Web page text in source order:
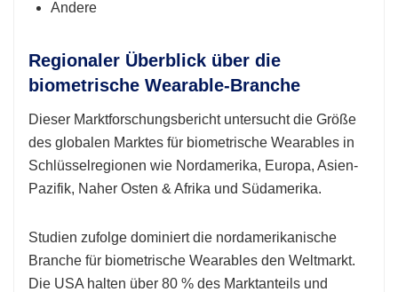
Andere
Regionaler Überblick über die
biometrische Wearable-Branche
Dieser Marktforschungsbericht untersucht die Größe
des globalen Marktes für biometrische Wearables in
Schlüsselregionen wie Nordamerika, Europa, Asien-
Pazifik, Naher Osten & Afrika und Südamerika.
Studien zufolge dominiert die nordamerikanische
Branche für biometrische Wearables den Weltmarkt.
Die USA halten über 80 % des Marktanteils und